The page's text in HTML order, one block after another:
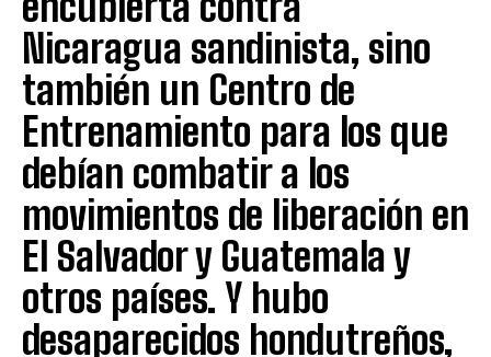
Nicaragua sandinista, sino
también un Centro de
Entrenamiento para los que
debían combatir a los
movimientos de liberación en
El Salvador y Guatemala y
otros países. Y hubo
desaparecidos hondutreños,